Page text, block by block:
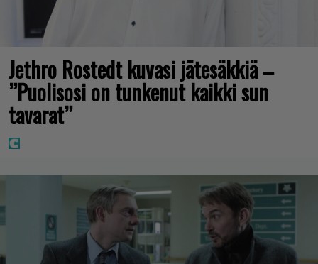
Jethro Rostedt kuvasi jätesäkkiä –
”Puolisosi on tunkenut kaikki sun
tavarat”